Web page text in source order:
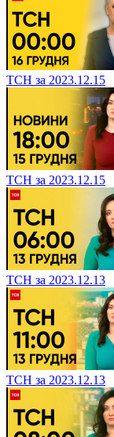
ТСН за 2023.12.15
ТСН за 2023.12.15
ТСН за 2023.12.13
ТСН за 2023.12.13